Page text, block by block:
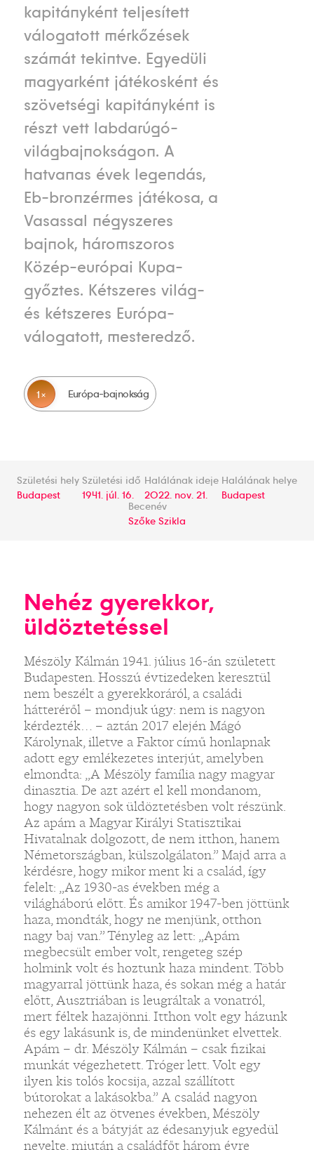
kapitányként teljesített
válogatott mérkőzések
számát tekintve. Egyedüli
magyarként játékosként és
szövetségi kapitányként is
részt vett labdarúgó-
világbajnokságon. A
hatvanas évek legendás,
Eb-bronzérmes játékosa, a
Vasassal négyszeres
bajnok, háromszoros
Közép-európai Kupa-
győztes. Kétszeres világ-
és kétszeres Európa-
válogatott, mesteredző.
1 Európa-bajnokság
Születési hely
Budapest
Születési idő
1941. júl. 16.
Halálának ideje
2022. nov. 21.
Halálának helye
Budapest
Becenév
Szőke Szikla
Nehéz gyerekkor,
üldöztetéssel
Mészöly Kálmán 1941. július 16-án született
Budapesten. Hosszú évtizedeken keresztül
nem beszélt a gyerekkoráról, a családi
hátteréről – mondjuk úgy: nem is nagyon
kérdezték… – aztán 2017 elején Mágó
Károlynak, illetve a Faktor című honlapnak
adott egy emlékezetes interjút, amelyben
elmondta: „A Mészöly família nagy magyar
dinasztia. De azt azért el kell mondanom,
hogy nagyon sok üldöztetésben volt részünk.
Az apám a Magyar Királyi Statisztikai
Hivatalnak dolgozott, de nem itthon, hanem
Németországban, külszolgálaton.” Majd arra a
kérdésre, hogy mikor ment ki a család, így
felelt: „Az 1930-as években még a
világháború előtt. És amikor 1947-ben jöttünk
haza, mondták, hogy ne menjünk, otthon
nagy baj van.” Tényleg az lett: „Apám
megbecsült ember volt, rengeteg szép
holmink volt és hoztunk haza mindent. Több
magyarral jöttünk haza, és sokan még a határ
előtt, Ausztriában is leugráltak a vonatról,
mert féltek hazajönni. Itthon volt egy házunk
és egy lakásunk is, de mindenünket elvettek.
Apám – dr. Mészöly Kálmán – csak fizikai
munkát végezhetett. Tróger lett. Volt egy
ilyen kis tolós kocsija, azzal szállított
bútorokat a lakásokba.” A család nagyon
nehezen élt az ötvenes években, Mészöly
Kálmánt és a bátyját az édesanyjuk egyedül
nevelte, miután a családfőt három évre